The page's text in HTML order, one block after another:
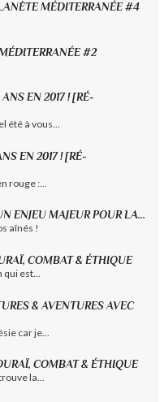
MÉDITERRANÉE #4
#2
EN 2017 ! [RÉ-
été à vous...
EN 2017 ! [RÉ-
rouge :...
ENJEU MAJEUR POUR LA...
aînés !
COMBAT & ÉTHIQUE
qui est...
& AVENTURES AVEC
car je...
COMBAT & ÉTHIQUE
la...